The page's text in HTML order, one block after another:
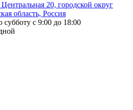
20, городской округ
область, Россия
с 9:00 до 18:00